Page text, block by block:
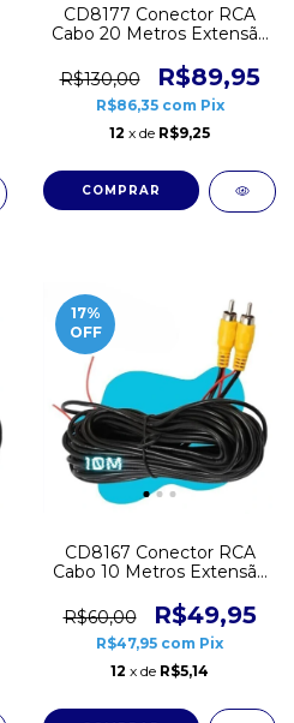
CD8177 Conector RCA
Cabo 20 Metros Extensão
R$130,00
R$89,95
R$86,35 com Pix
12 x de R$9,25
17%
OFF
CD8167 Conector RCA
Cabo 10 Metros Extensão
R$60,00
R$49,95
R$47,95 com Pix
12 x de R$5,14